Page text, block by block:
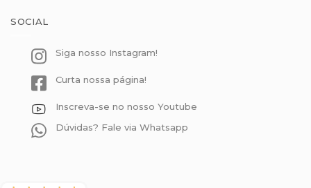
SOCIAL
Siga nosso Instagram!
Curta nossa página!
Inscreva-se no nosso Youtube
Dúvidas? Fale via Whatsapp